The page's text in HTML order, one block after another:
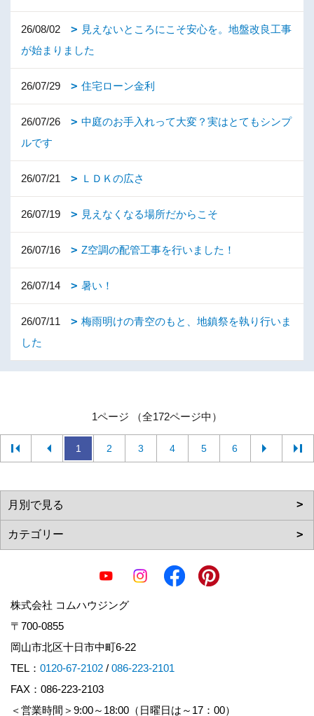
26/08/02
見えないところにこそ安心を。地盤改良工事
が始まりました
26/07/29 住宅ローン金利
26/07/26
中庭のお手入れって大変？実はとてもシンプ
ルです
26/07/21 ＬＤＫの広さ
26/07/19 見えなくなる場所だからこそ
26/07/16 Z空調の配管工事を行いました！
26/07/14 暑い！
26/07/11
梅雨明けの青空のもと、地鎮祭を執り行いま
した
1ページ （全172ページ中）
1 2 3 4 5 6
株式会社 コムハウジング
〒700-0855
岡山市北区十日市中町6-22
TEL： 0120-67-2102 / 086-223-2101
FAX：086-223-2103
＜営業時間＞9:00～18:00（日曜日は～17：00）